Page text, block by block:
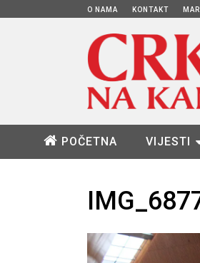
O NAMA KONTAKT
POČETNA VIJESTI